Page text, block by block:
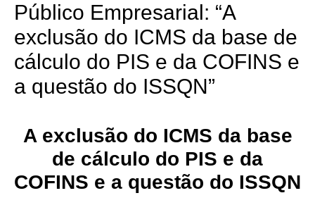
Público Empresarial: “A
exclusão do ICMS da base de
cálculo do PIS e da COFINS e
a questão do ISSQN”
A exclusão do ICMS da base
de cálculo do PIS e da
COFINS e a questão do ISSQN